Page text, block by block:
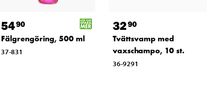
5490
Fälgrengöring, 500 ml
37-831
3290
Tvättsvamp med
vaxschampo, 10 st.
36-9291